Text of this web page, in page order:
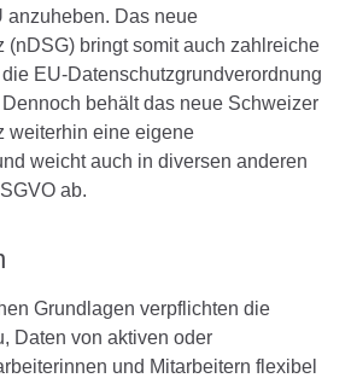
anzuheben. Das neue
(nDSG) bringt somit auch zahlreiche
EU-Datenschutzgrundverordnung
behält das neue Schweizer
weiterhin eine eigene
weicht auch in diversen anderen
ab.
Grundlagen verpflichten die
Daten von aktiven oder
und Mitarbeitern flexibel